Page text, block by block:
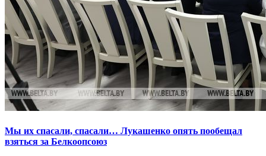
Мы их спасали, спасали… Лукашенко опять пообещал
взяться за Белкоопсоюз